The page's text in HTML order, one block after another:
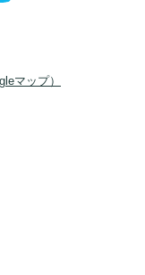
マップ）